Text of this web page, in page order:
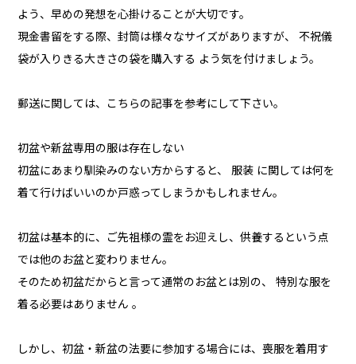
よう、早めの発想を心掛けることが大切です。
現金書留をする際、封筒は様々なサイズがありますが、 不祝儀
袋が入りきる大きさの袋を購入する よう気を付けましょう。
郵送に関しては、こちらの記事を参考にして下さい。
初盆や新盆専用の服は存在しない
初盆にあまり馴染みのない方からすると、 服装 に関しては何を
着て行けばいいのか戸惑ってしまうかもしれません。
初盆は基本的に、ご先祖様の霊をお迎えし、供養するという点
では他のお盆と変わりません。
そのため初盆だからと言って通常のお盆とは別の、 特別な服を
着る必要はありません 。
しかし、初盆・新盆の法要に参加する場合には、喪服を着用す